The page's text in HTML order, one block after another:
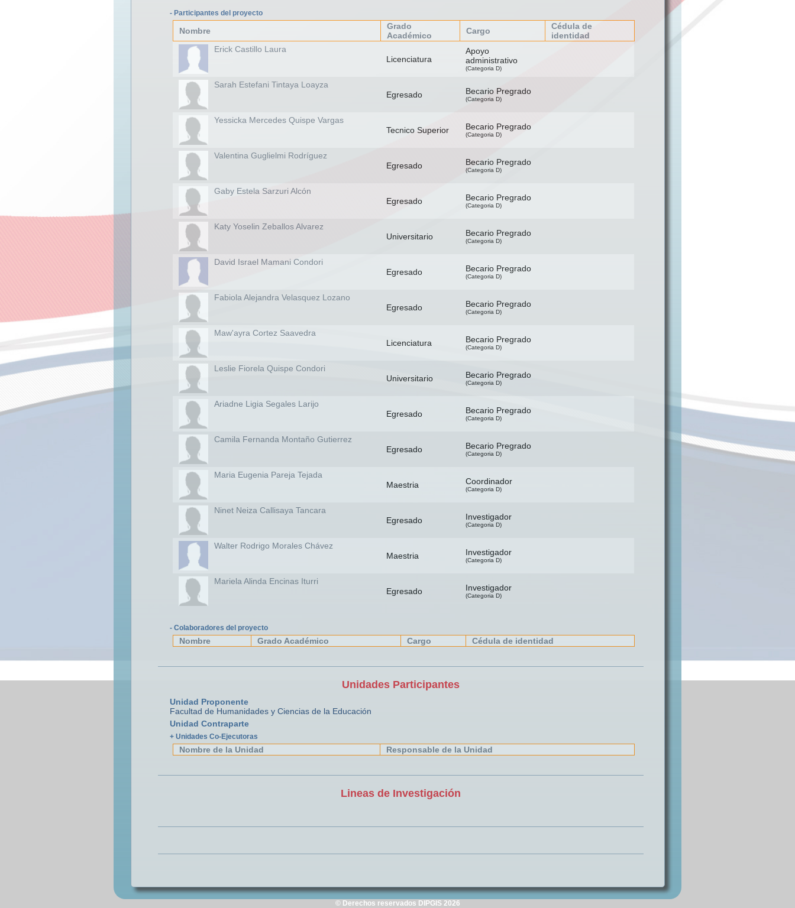
- Participantes del proyecto
Nombre
Grado
Académico
Cargo
Cédula de
identidad
Erick Castillo Laura
Licenciatura
Apoyo
administrativo
(Categoria D)
Sarah Estefani Tintaya Loayza
Egresado
Becario Pregrado
(Categoria D)
Yessicka Mercedes Quispe Vargas
Tecnico Superior
Becario Pregrado
(Categoria D)
Valentina Guglielmi Rodríguez
Egresado
Becario Pregrado
(Categoria D)
Gaby Estela Sarzuri Alcón
Egresado
Becario Pregrado
(Categoria D)
Katy Yoselin Zeballos Alvarez
Universitario
Becario Pregrado
(Categoria D)
David Israel Mamani Condori
Egresado
Becario Pregrado
(Categoria D)
Fabiola Alejandra Velasquez Lozano
Egresado
Becario Pregrado
(Categoria D)
Maw'ayra Cortez Saavedra
Licenciatura
Becario Pregrado
(Categoria D)
Leslie Fiorela Quispe Condori
Universitario
Becario Pregrado
(Categoria D)
Ariadne Ligia Segales Larijo
Egresado
Becario Pregrado
(Categoria D)
Camila Fernanda Montaño Gutierrez
Egresado
Becario Pregrado
(Categoria D)
Maria Eugenia Pareja Tejada
Maestria
Coordinador
(Categoria D)
Ninet Neiza Callisaya Tancara
Egresado
Investigador
(Categoria D)
Walter Rodrigo Morales Chávez
Maestria
Investigador
(Categoria D)
Mariela Alinda Encinas Iturri
Egresado
Investigador
(Categoria D)
- Colaboradores del proyecto
Nombre Grado Académico Cargo Cédula de identidad
Unidades Participantes
Unidad Proponente
Facultad de Humanidades y Ciencias de la Educación
Unidad Contraparte
+ Unidades Co-Ejecutoras
Nombre de la Unidad Responsable de la Unidad
Lineas de Investigación
© Derechos reservados DIPGIS 2026